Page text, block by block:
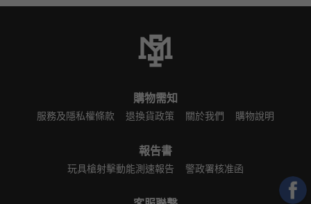
購物需知
服務及隱私權條款 退換貨政策 關於我們 購物說明
報告書
玩具槍射擊動能測速報告 警政署核准函